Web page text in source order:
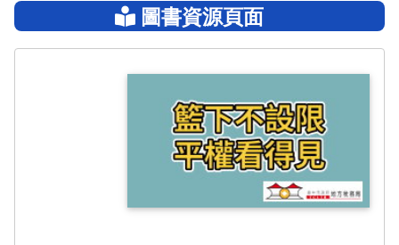
圖書資源頁面